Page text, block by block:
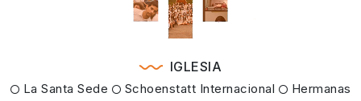
IGLESIA
La Santa Sede Schoenstatt Internacional
Hermanas